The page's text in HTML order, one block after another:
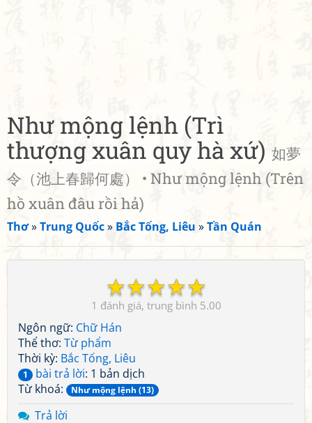
Như mộng lệnh (Trì
thượng xuân quy hà xứ) 如夢
令（池上春歸何處） • Như mộng lệnh (Trên
hồ xuân đâu rồi hả)
Thơ»Trung Quốc» Bắc Tống, Liêu »Tần Quán
☆
☆
☆
☆
☆
1 5.00
Ngôn ngữ: Chữ Hán
Thể thơ: Từ phẩm
Thời kỳ: Bắc Tống, Liêu
1 bài trả lời: 1 bản dịch
Từ khoá:
Như mộng lệnh (13)
Trả lời